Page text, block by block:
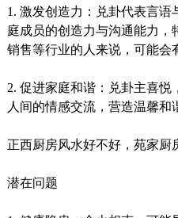
1. 激发创造力：兑卦代表言
庭成员的创造力与沟通能力
销售等行业的人来说，可能会
2. 促进家庭和谐：兑卦主喜
人间的情感交流，营造温馨和
正西厨房风水好不好，苑家厨
潜在问题